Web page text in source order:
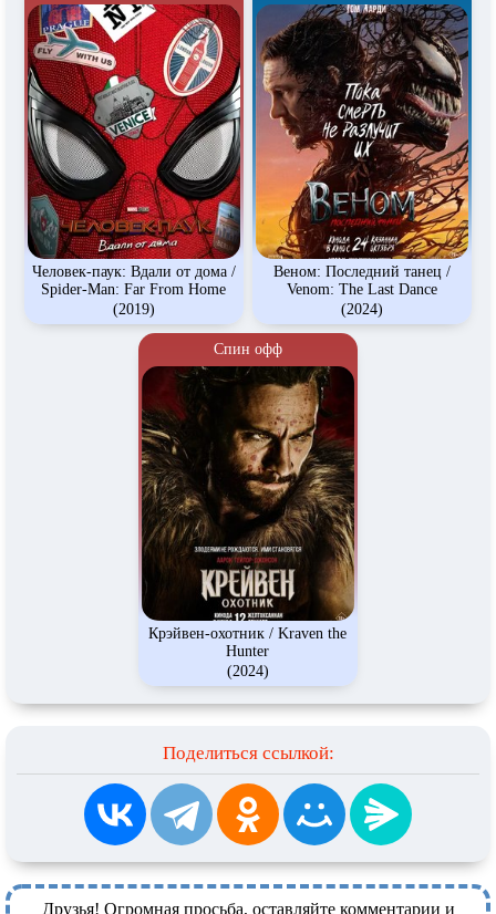
Человек-паук: Вдали от дома /
Spider-Man: Far From Home
(2019)
Веном: Последний танец /
Venom: The Last Dance
(2024)
Спин офф
Крэйвен-охотник / Kraven the
Hunter
(2024)
Поделиться ссылкой:
Друзья! Огромная просьба, оставляйте комментарии и